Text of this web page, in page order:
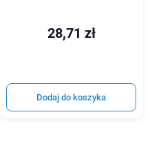
28,71 zł
Dodaj do koszyka